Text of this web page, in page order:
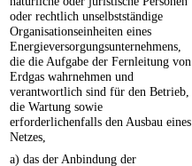
oder rechtlich unselbstständige
Organisationseinheiten eines
Energieversorgungsunternehmens,
die die Aufgabe der Fernleitung von
Erdgas wahrnehmen und
verantwortlich sind für den Betrieb,
die Wartung sowie
erforderlichenfalls den Ausbau eines
Netzes,
a) das der Anbindung der